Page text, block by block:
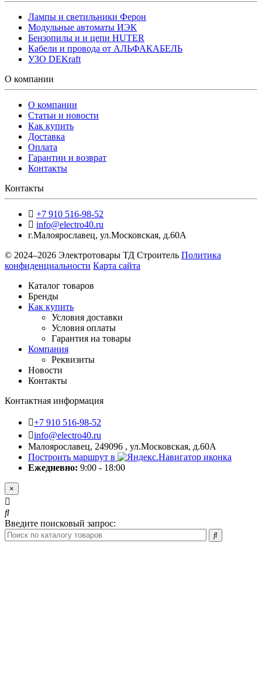
Лампы и светильники Ферон
Модульные автоматы ИЭК
Бензопилы и и цепи HUTER
Кабели и провода от АЛЬФАКАБЕЛЬ
УЗО DEKraft
О компании
О компании
Статьи и новости
Как купить
Доставка
Оплата
Гарантии и возврат
Контакты
Контакты
+7 910 516-98-52
info@electro40.ru
г.Малоярославец, ул.Московская, д.60А
© 2024–2026 Электротовары ТД Строитель Политика
конфиденциальности Карта сайта
Каталог товаров
Бренды
Как купить
Условия доставки
Условия оплаты
Гарантия на товары
Компания
Реквизиты
Новости
Контакты
Контактная информация
+7 910 516-98-52
info@electro40.ru
Малоярославец, 249096 , ул.Московская, д.60А
Построить маршрут в
Ежедневно: 9:00 - 18:00
×
Введите поисковый запрос: